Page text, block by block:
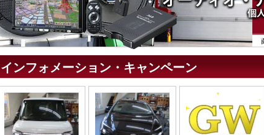
インフォメーション・キャンペーン